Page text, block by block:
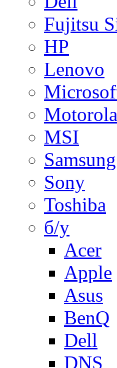
Fujitsu
HP
Lenovo
Motorola
MSI
Samsung
Sony
Toshiba
б/у
Acer
Apple
Asus
BenQ
Dell
DNS